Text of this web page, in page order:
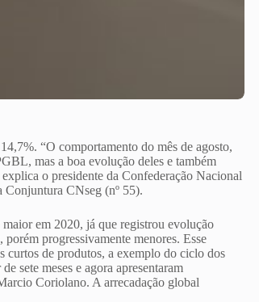
“O comportamento do mês de agosto,
mas a boa evolução deles e também
o presidente da Confederação Nacional
Conjuntura CNseg (nº 55).
em 2020, já que registrou evolução
progressivamente menores. Esse
curtos de produtos, a exemplo do ciclo dos
sete meses e agora apresentaram
Coriolano. A arrecadação global